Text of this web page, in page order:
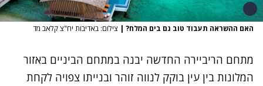
האם ההשראה תעבוד טוב גם בים המלח? | צילום: באדיבות יח"צ קלאב מד
מתחם הריביירה החדשה יבנה במתחם הביניים באזור
המלונות בין עין בוקק לנווה זוהר ובנייתו צפויה לקחת